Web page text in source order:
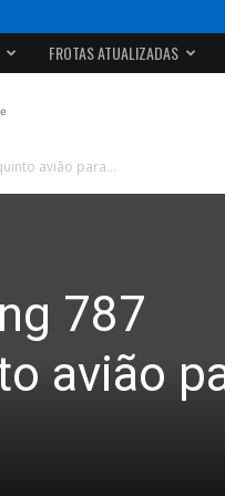
FROTAS ATUALIZADAS
avião para...
787
avião